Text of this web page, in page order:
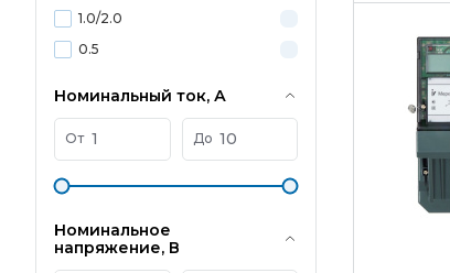
1.0/2.0
0.5
Номинальный ток, А
От До
Номинальное
напряжение, В